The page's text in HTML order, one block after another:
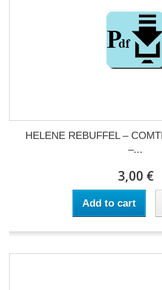
HELENE REBUFFEL –
–...
3,00 €
Add to cart